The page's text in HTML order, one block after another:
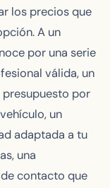
los precios que
A un
por una serie
válida, un
presupuesto por
un
adaptada a tu
una
contacto que